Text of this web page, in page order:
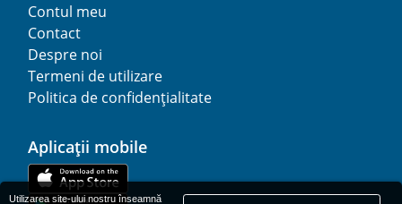
Contul meu
Contact
Despre noi
Termeni de utilizare
Politica de confidențialitate
Aplicații mobile
Utilizarea site-ului nostru înseamnă